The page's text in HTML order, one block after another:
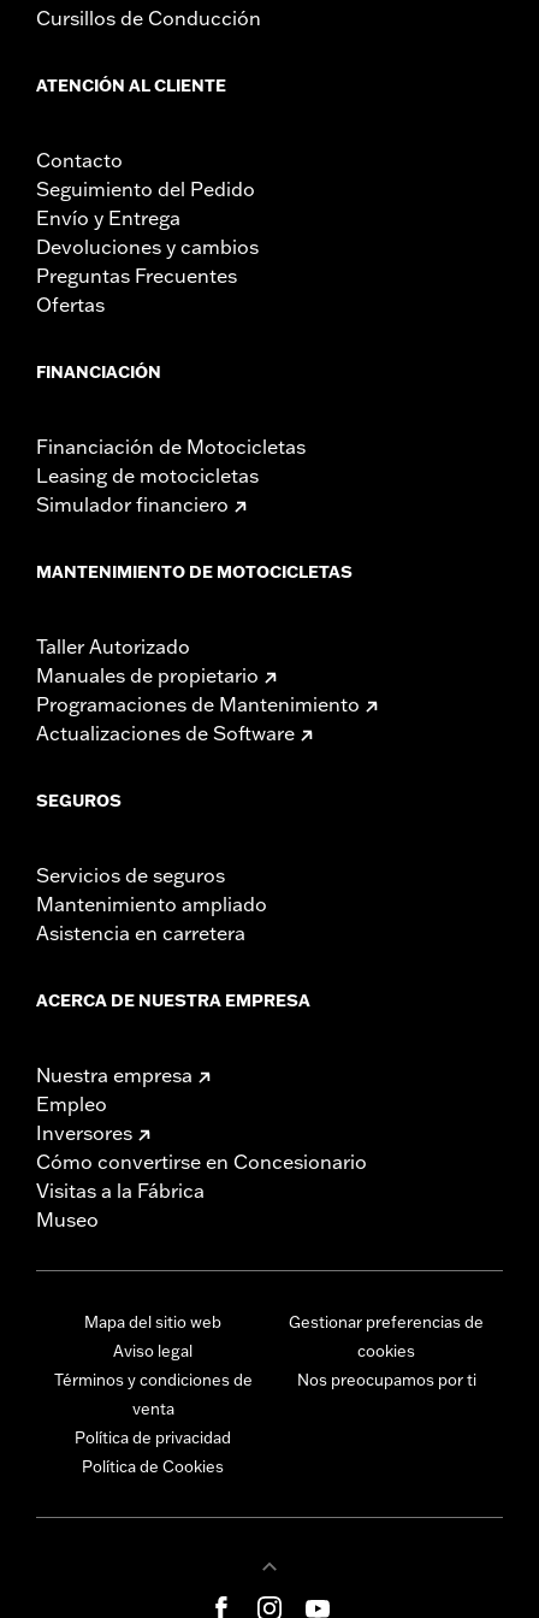
Cursillos de Conducción
ATENCIÓN AL CLIENTE
Contacto
Seguimiento del Pedido
Envío y Entrega
Devoluciones y cambios
Preguntas Frecuentes
Ofertas
FINANCIACIÓN
Financiación de Motocicletas
Leasing de motocicletas
Simulador financiero
MANTENIMIENTO DE MOTOCICLETAS
Taller Autorizado
Manuales de propietario
Programaciones de Mantenimiento
Actualizaciones de Software
SEGUROS
Servicios de seguros
Mantenimiento ampliado
Asistencia en carretera
ACERCA DE NUESTRA EMPRESA
Nuestra empresa
Empleo
Inversores
Cómo convertirse en Concesionario
Visitas a la Fábrica
Museo
Mapa del sitio web
Aviso legal
Términos y condiciones de
venta
Política de privacidad
Política de Cookies
Gestionar preferencias de
cookies
Nos preocupamos por ti